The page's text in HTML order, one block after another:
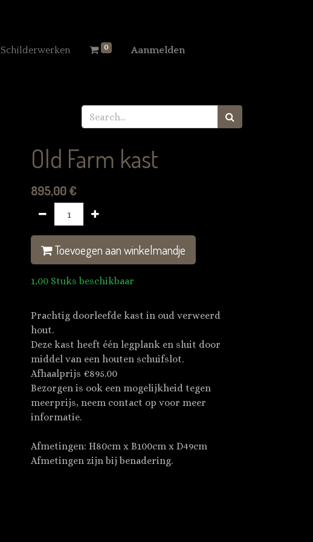
Schilderwerken 0 Aanmelden
Old Farm kast
895,00€
Toevoegen aan winkelmandje
1,00 Stuks beschikbaar
Prachtig doorleefde kast in oud verweerd
hout.
Deze kast heeft één legplank en sluit door
middel van een houten schuifslot.
Afhaalprijs €895.00
Bezorgen is ook een mogelijkheid tegen
meerprijs, neem contact op voor meer
informatie.
Afmetingen: H80cm x B100cm x D49cm
Afmetingen zijn bij benadering.